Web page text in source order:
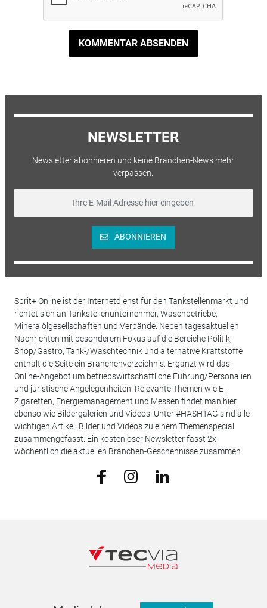
KOMMENTAR ABSENDEN
NEWSLETTER
Newsletter abonnieren und keine Branchen-News mehr
verpassen.
ABONNIEREN
Sprit+ Online ist der Internetdienst für den Tankstellenmarkt und
richtet sich an Tankstellenunternehmer, Waschbetriebe,
Mineralölgesellschaften und Verbände. Neben tagesaktuellen
Nachrichten mit besonderem Fokus auf die Bereiche Politik,
Shop/Gastro, Tank-/Waschtechnik und alternative Kraftstoffe
enthält die Seite ein Branchenverzeichnis. Ergänzt wird das
Online-Angebot um betriebswirtschaftliche Führung/Personalien
und juristische Angelegenheiten. Relevante Themen wie E-
Zigaretten, Energiemanagement und Messen findet man hier
ebenso wie Bildergalerien und Videos. Unter #HASHTAG sind alle
wichtigen Artikel, Bilder und Videos zu einem Themenspecial
zusammengefasst. Ein kostenloser Newsletter fasst 2x
wöchentlich die aktuellen Branchen-Geschehnisse zusammen.